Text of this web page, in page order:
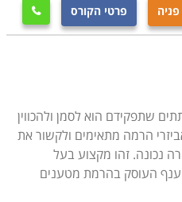
בטיחותי, אופן הישיבה בתא
השונים.
עבודת
לעבר מטען רלוונטי,
יש לשים לב בהנפת המטען
בין מפעיל העגורן
ועוד כהנה וכהנה סוגיות
פרטי הקורס 
שתפקידם הוא לסמן ולהכווין
הרמה מתאימים ולקשור את
נכונה. זהו מקצוע בעל
העוסק בהרמת מטענים